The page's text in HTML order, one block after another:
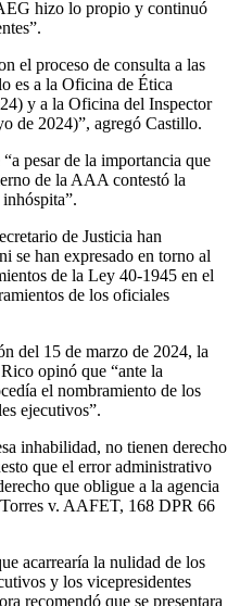
hizo lo propio y continuó
el proceso de consulta a las
es a la Oficina de Ética
y a la Oficina del Inspector
de 2024)”, agregó Castillo.
pesar de la importancia que
de la AAA contestó la
de Justicia han
se han expresado en torno al
de la Ley 40-1945 en el
de los oficiales
del 15 de marzo de 2024, la
opinó que “ante la
el nombramiento de los
ejecutivos”.
inhabilidad, no tienen derecho
que el error administrativo
que obligue a la agencia
v. AAFET, 168 DPR 66
acarrearía la nulidad de los
y los vicepresidentes
recomendó que se presentara